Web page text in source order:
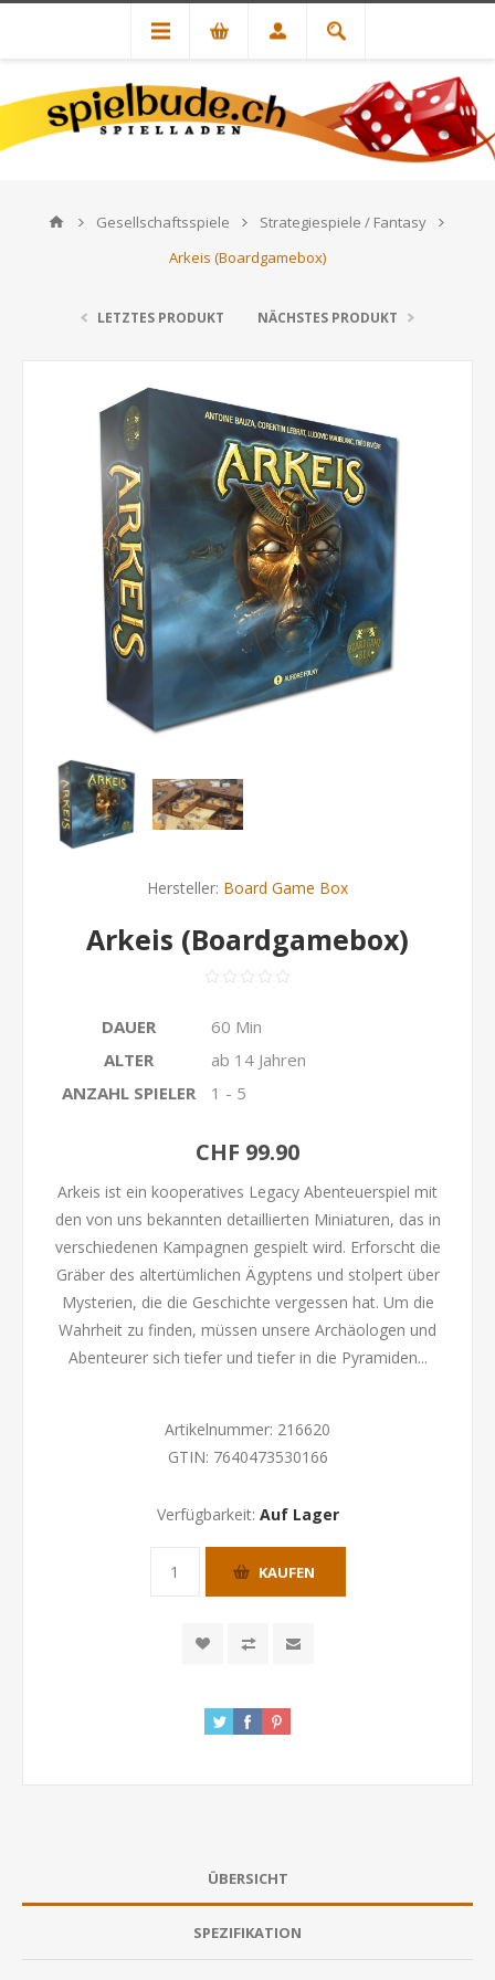
Gesellschaftsspiele
Strategiespiele / Fantasy
Arkeis (Boardgamebox)
LETZTES PRODUKT NÄCHSTES PRODUKT
Hersteller: Board Game Box
Arkeis (Boardgamebox)
DAUER
60 Min
ALTER
ab 14 Jahren
ANZAHL SPIELER
1 - 5
CHF 99.90
Arkeis ist ein kooperatives Legacy Abenteuerspiel mit
den von uns bekannten detaillierten Miniaturen, das in
verschiedenen Kampagnen gespielt wird. Erforscht die
Gräber des altertümlichen Ägyptens und stolpert über
Mysterien, die die Geschichte vergessen hat. Um die
Wahrheit zu finden, müssen unsere Archäologen und
Abenteurer sich tiefer und tiefer in die Pyramiden...
Artikelnummer: 216620
GTIN: 7640473530166
Verfügbarkeit: Auf Lager
KAUFEN
ÜBERSICHT
SPEZIFIKATION